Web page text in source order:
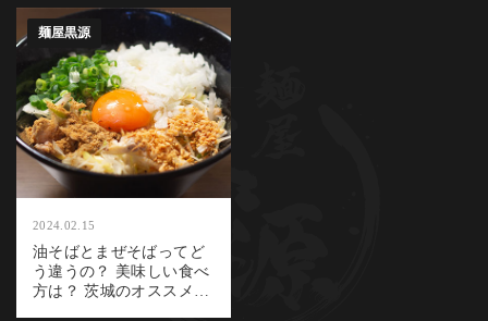
麺屋黒源
2024.02.15
油そばとまぜそばってど
う違うの？ 美味しい食べ
方は？ 茨城のオススメ油